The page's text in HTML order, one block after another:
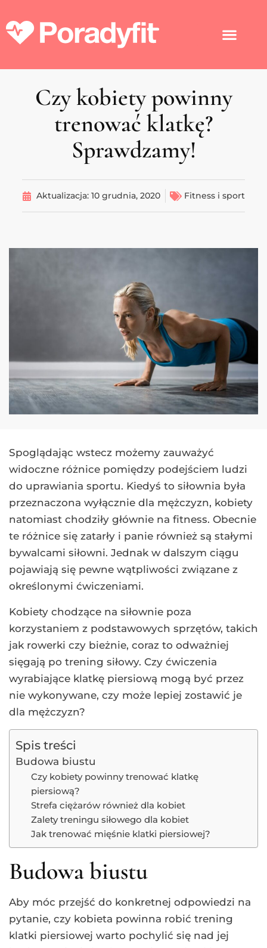
Czy kobiety powinny
trenować klatkę?
Sprawdzamy!
Aktualizacja: 10 grudnia, 2020 Fitness i sport
Spoglądając wstecz możemy zauważyć
widoczne różnice pomiędzy podejściem ludzi
do uprawiania sportu. Kiedyś to siłownia była
przeznaczona wyłącznie dla mężczyzn, kobiety
natomiast chodziły głównie na fitness. Obecnie
te różnice się zatarły i panie również są stałymi
bywalcami siłowni. Jednak w dalszym ciągu
pojawiają się pewne wątpliwości związane z
określonymi ćwiczeniami.
Kobiety chodzące na siłownie poza
korzystaniem z podstawowych sprzętów, takich
jak rowerki czy bieżnie, coraz to odważniej
sięgają po trening siłowy. Czy ćwiczenia
wyrabiające klatkę piersiową mogą być przez
nie wykonywane, czy może lepiej zostawić je
dla mężczyzn?
Spis treści
Budowa biustu
Czy kobiety powinny trenować klatkę
piersiową?
Strefa ciężarów również dla kobiet
Zalety treningu siłowego dla kobiet
Jak trenować mięśnie klatki piersiowej?
Budowa biustu
Aby móc przejść do konkretnej odpowiedzi na
pytanie, czy kobieta powinna robić trening
klatki piersiowej warto pochylić się nad jej